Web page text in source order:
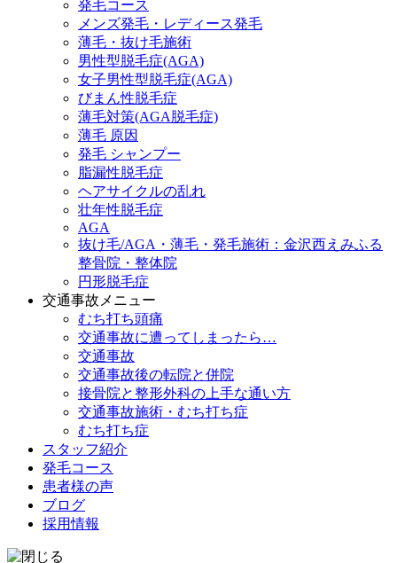
発毛コース
メンズ発毛・レディース発毛
薄毛・抜け毛施術
男性型脱毛症(AGA)
女子男性型脱毛症(AGA)
びまん性脱毛症
薄毛対策(AGA脱毛症)
薄毛 原因
発毛 シャンプー
脂漏性脱毛症
ヘアサイクルの乱れ
壮年性脱毛症
AGA
抜け毛/AGA・薄毛・発毛施術：金沢西えみふる
整骨院・整体院
円形脱毛症
交通事故メニュー
むち打ち頭痛
交通事故に遭ってしまったら…
交通事故
交通事故後の転院と併院
接骨院と整形外科の上手な通い方
交通事故施術・むち打ち症
むち打ち症
スタッフ紹介
発毛コース
患者様の声
ブログ
採用情報